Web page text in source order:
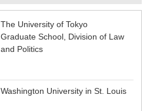
The University of Tokyo
Graduate School, Division of Law
and Politics
Washington University in St. Louis